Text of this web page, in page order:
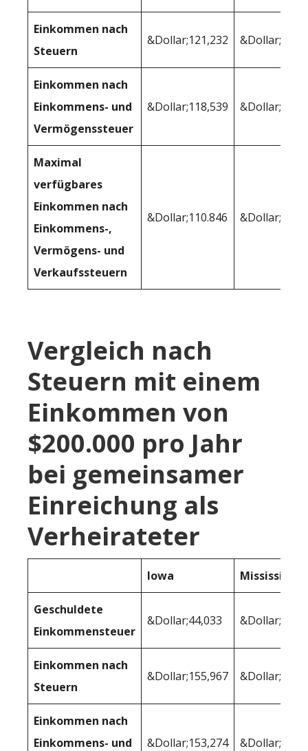
Einkommen nach
Steuern
&Dollar;121,232
Einkommen nach
Einkommens- und
Vermögenssteuer
&Dollar;118,539
Maximal
verfügbares
Einkommen nach
Einkommens-,
Vermögens- und
Verkaufssteuern
&Dollar;110.846
Vergleich nach
Steuern mit einem
Einkommen von
$200.000 pro Jahr
bei gemeinsamer
Einreichung als
Verheirateter
Iowa Mississippi
Geschuldete
Einkommensteuer
&Dollar;44,033
Einkommen nach
Steuern
&Dollar;155,967
Einkommen nach
Einkommens- und
&Dollar;153,274